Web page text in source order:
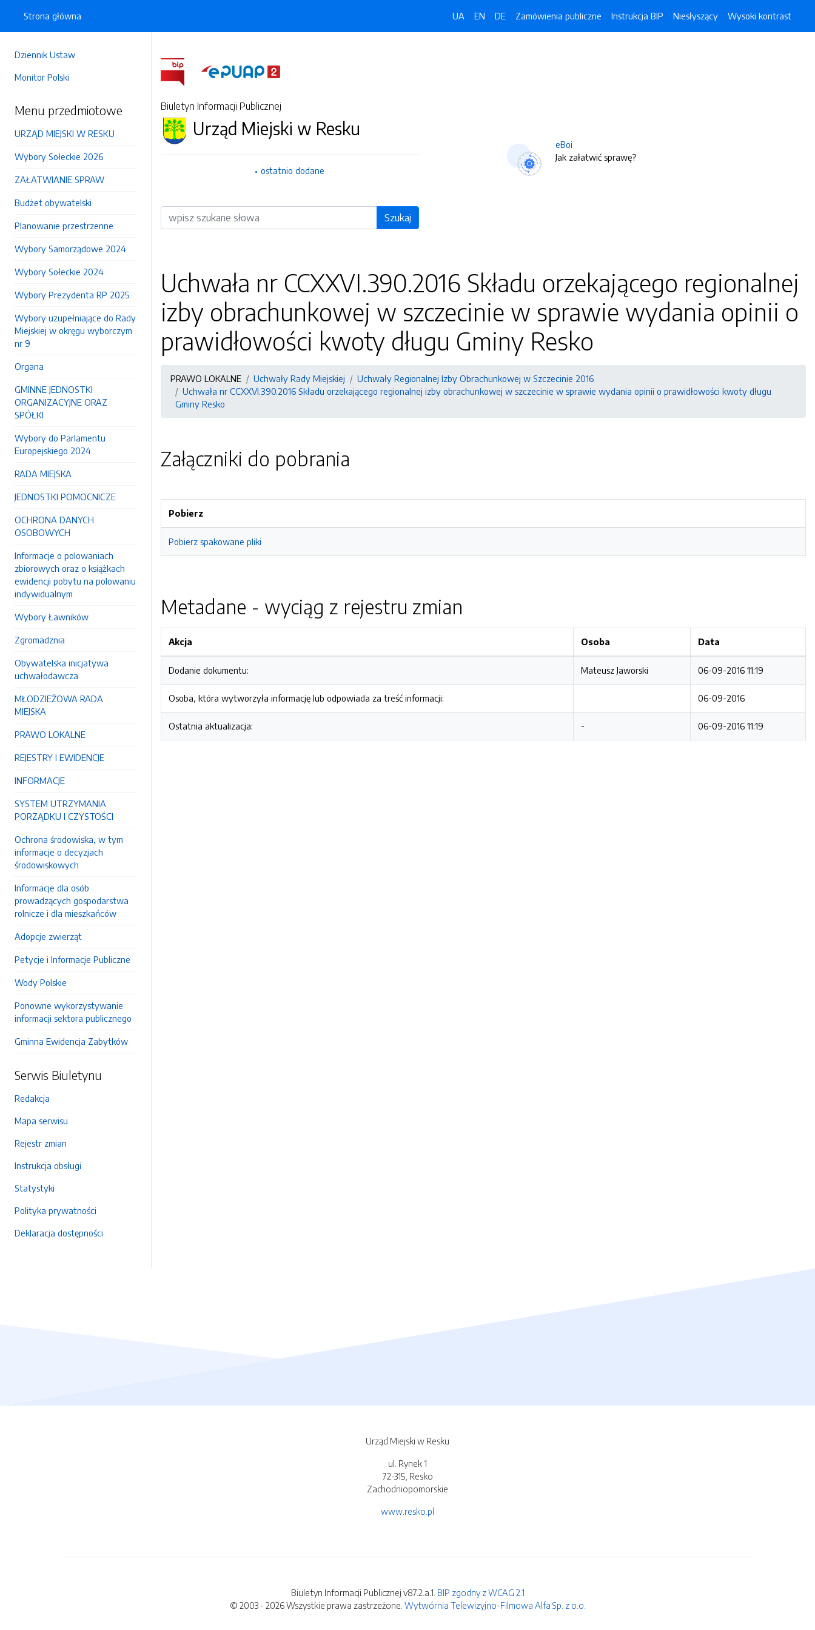
Dziennik Ustaw
Monitor Polski
Menu przedmiotowe
URZĄD MIEJSKI W RESKU
Wybory Sołeckie 2026
ZAŁATWIANIE SPRAW
Budżet obywatelski
Planowanie przestrzenne
Wybory Samorządowe 2024
Wybory Sołeckie 2024
Wybory Prezydenta RP 2025
Wybory uzupełniające do Rady
Miejskiej w okręgu wyborczym
nr 9
Organa
GMINNE JEDNOSTKI
ORGANIZACYJNE ORAZ
SPÓŁKI
Wybory do Parlamentu
Europejskiego 2024
RADA MIEJSKA
JEDNOSTKI POMOCNICZE
OCHRONA DANYCH
OSOBOWYCH
Informacje o polowaniach
zbiorowych oraz o książkach
ewidencji pobytu na polowaniu
indywidualnym
Wybory Ławników
Zgromadznia
Obywatelska inicjatywa
uchwałodawcza
MŁODZIEŻOWA RADA
MIEJSKA
PRAWO LOKALNE
REJESTRY I EWIDENCJE
INFORMACJE
SYSTEM UTRZYMANIA
PORZĄDKU I CZYSTOŚCI
Ochrona środowiska, w tym
informacje o decyzjach
środowiskowych
Informacje dla osób
prowadzących gospodarstwa
rolnicze i dla mieszkańców
Adopcje zwierząt
Petycje i Informacje Publiczne
Wody Polskie
Ponowne wykorzystywanie
informacji sektora publicznego
Gminna Ewidencja Zabytków
Serwis Biuletynu
Redakcja
Mapa serwisu
Rejestr zmian
Instrukcja obsługi
Statystyki
Polityka prywatności
Deklaracja dostępności
Strona główna UA EN DE Zamówienia publiczne Instrukcja BIP Niesłyszący Wysoki kontrast
Biuletyn Informacji Publicznej
Urząd Miejski w Resku
ostatnio dodane
Wyszukiwarka Szukaj
eBoi
Jak załatwić sprawę?
Uchwała nr CCXXVI.390.2016 Składu orzekającego regionalnej
izby obrachunkowej w szczecinie w sprawie wydania opinii o
prawidłowości kwoty długu Gminy Resko
PRAWO LOKALNE Uchwały Rady Miejskiej
Uchwały Regionalnej Izby Obrachunkowej w Szczecinie 2016
Uchwała nr CCXXVI.390.2016 Składu orzekającego regionalnej izby obrachunkowej w szczecinie w sprawie wydania opinii o prawidłowości kwoty długu
Gminy Resko
Załączniki do pobrania
Pobierz
Pobierz spakowane pliki
Metadane - wyciąg z rejestru zmian
Akcja Osoba Data
Dodanie dokumentu: Mateusz Jaworski 06-09-2016 11:19
Osoba, która wytworzyła informację lub odpowiada za treść informacji: 06-09-2016
Ostatnia aktualizacja: - 06-09-2016 11:19
Urząd Miejski w Resku
ul. Rynek 1
72-315, Resko
Zachodniopomorskie
www.resko.pl
Biuletyn Informacji Publicznej v87.2.a.1. BIP zgodny z WCAG 2.1
© 2003 - 2026 Wszystkie prawa zastrzeżone. Wytwórnia Telewizyjno-Filmowa Alfa Sp. z o.o.